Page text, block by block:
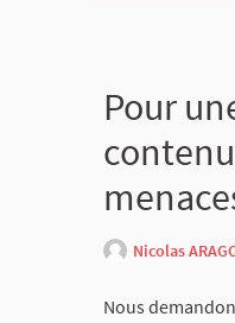
Pour
Nicolas
Nous